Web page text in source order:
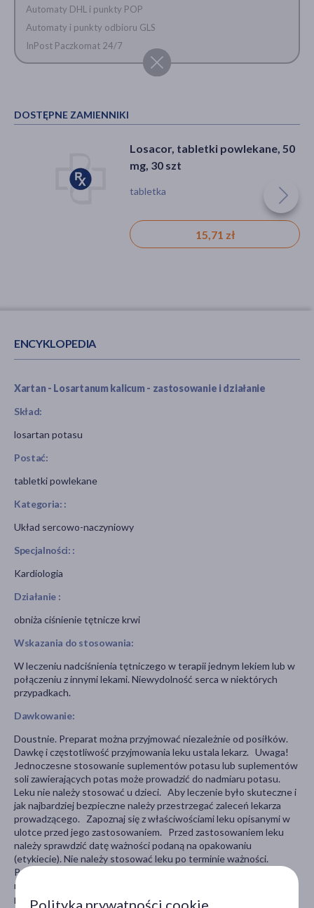
Automaty DHL i punkty POP
Automaty i punkty odbioru GLS
InPost Paczkomat 24/7
DOSTĘPNE ZAMIENNIKI
Losacor, tabletki powlekane, 50
mg, 30 szt
tabletka
15,71 zł
ENCYKLOPEDIA
Xartan - Losartanum kalicum - zastosowanie i działanie
Skład:
losartan potasu
Postać:
tabletki powlekane
Kategoria: :
Układ sercowo-naczyniowy
Specjalności: :
Kardiologia
Działanie :
obniża ciśnienie tętnicze krwi
Wskazania do stosowania:
W leczeniu nadciśnienia tętniczego w terapii jednym lekiem lub w
połączeniu z innymi lekami. Niewydolność serca w niektórych
przypadkach.
Dawkowanie:
Doustnie. Preparat można przyjmować niezależnie od posiłków.
Dawkę i częstotliwość przyjmowania leku ustala lekarz. Uwaga!
Jednoczesne stosowanie suplementów potasu lub suplementów
soli zawierających potas może prowadzić do nadmiaru potasu.
Leku nie należy stosować u dzieci. Aby leczenie było skuteczne i
jak najbardziej bezpieczne należy przestrzegać zaleceń lekarza
prowadzącego. Zapoznaj się z właściwościami leku opisanymi w
ulotce przed jego zastosowaniem. Przed zastosowaniem leku
należy sprawdzić datę ważności podaną na opakowaniu
(etykiecie). Nie należy stosować leku po terminie ważności.
Przechowuj lek w szczelnie zamkniętym opakowaniu, w miejscu
niedostępnym i niewidocznym dla dzieci, zgodnie z wymogami
producenta. Lek ten został przepisany przez lekarza
Polityka prywatności cookie